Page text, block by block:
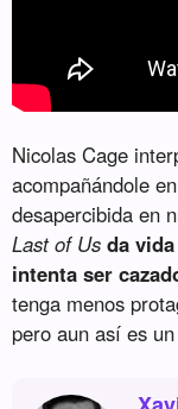
Nicolas Cage
acompañándole
desapercibida en
Last of Us da
intenta ser
tenga menos
pero aun así es